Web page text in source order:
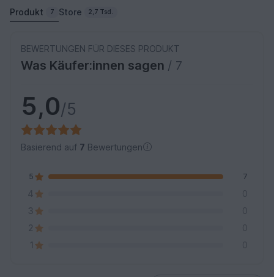
Produkt 7 Store 2,7 Tsd.
BEWERTUNGEN FÜR DIESES PRODUKT
Was Käufer:innen sagen / 7
5,0/5
Basierend auf 7 Bewertungen
5 7
4
0
3
0
2
0
1
0